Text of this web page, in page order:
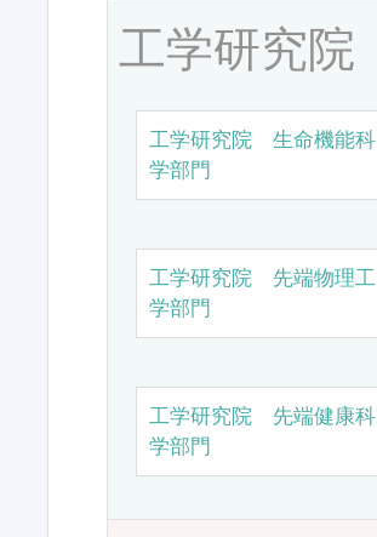
工学研究院
工学研究院 生命機能科
学部門
工学研究院 先端物理工
学部門
工学研究院 先端健康科
学部門